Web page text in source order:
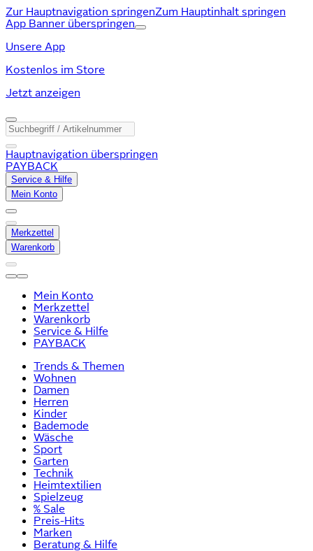
Zur Hauptnavigation springenZum Hauptinhalt springen
App Banner überspringen
Unsere App
Kostenlos im Store
Jetzt anzeigen
Hauptnavigation überspringen
PAYBACK
Service & Hilfe
Mein Konto
Merkzettel
Warenkorb
Mein Konto
Merkzettel
Warenkorb
Service & Hilfe
PAYBACK
Trends & Themen
Wohnen
Damen
Herren
Kinder
Bademode
Wäsche
Sport
Garten
Technik
Heimtextilien
Spielzeug
% Sale
Preis-Hits
Marken
Beratung & Hilfe